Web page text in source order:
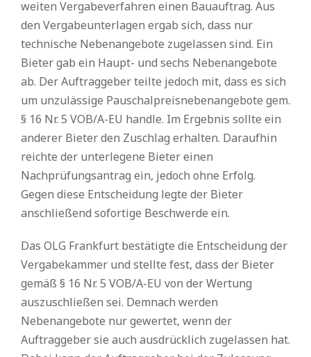
weiten Vergabeverfahren einen Bauauftrag. Aus
den Vergabeunterlagen ergab sich, dass nur
technische Nebenangebote zugelassen sind. Ein
Bieter gab ein Haupt- und sechs Nebenangebote
ab. Der Auftraggeber teilte jedoch mit, dass es sich
um unzulässige Pauschalpreisnebenangebote gem.
§ 16 Nr. 5 VOB/A-EU handle. Im Ergebnis sollte ein
anderer Bieter den Zuschlag erhalten. Daraufhin
reichte der unterlegene Bieter einen
Nachprüfungsantrag ein, jedoch ohne Erfolg.
Gegen diese Entscheidung legte der Bieter
anschließend sofortige Beschwerde ein.
Das OLG Frankfurt bestätigte die Entscheidung der
Vergabekammer und stellte fest, dass der Bieter
gemäß § 16 Nr. 5 VOB/A-EU von der Wertung
auszuschließen sei. Demnach werden
Nebenangebote nur gewertet, wenn der
Auftraggeber sie auch ausdrücklich zugelassen hat.